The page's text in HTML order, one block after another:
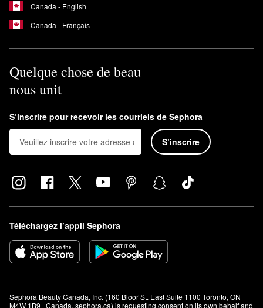
Canada - English
Canada - Français
Quelque chose de beau
nous unit
S’inscrire pour recevoir les courriels de Sephora
S’inscrire
Téléchargez l’appli Sephora
Sephora Beauty Canada, Inc. (160 Bloor St. East Suite 1100 Toronto, ON
M4W 1B9 | Canada, sephora.ca) is requesting consent on its own behalf and